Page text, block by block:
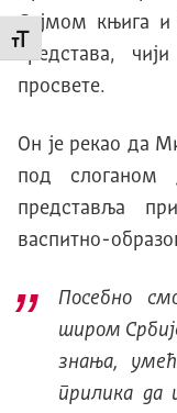
Промени величину
Сајмом књига
средстава,
просвете.
Он је рекао да
под слоганом
представља
васпитно-
Посебно
широм
знања,
прилика да